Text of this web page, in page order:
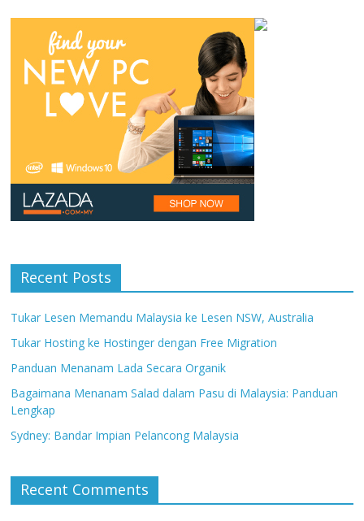
Recent Posts
Tukar Lesen Memandu Malaysia ke Lesen NSW, Australia
Tukar Hosting ke Hostinger dengan Free Migration
Panduan Menanam Lada Secara Organik
Bagaimana Menanam Salad dalam Pasu di Malaysia: Panduan
Lengkap
Sydney: Bandar Impian Pelancong Malaysia
Recent Comments